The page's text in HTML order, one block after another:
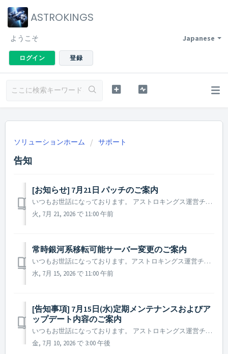
ASTROKINGS
Japanese
ようこそ
ログイン 登録
ソリューションホーム サポート
告知
[お知らせ] 7月21日 パッチのご案内
いつもお世話になっております。 アストロキングス運営チームです。 本日実施されたパッチ内容についてご案内いたします。 ▶ 2026年7月21日 パッチノート - 8周年、司令官へ」を含め、ログイン時にポイントが支給される一部のイベントにおいて、特定の条件によりイベントポイントが追加で獲...
火, 7月 21, 2026 で 11:00 午前
常時銀河系移転可能サーバー変更のご案内
いつもお世話になっております。アストロキングス運営チームです。 2026年7月15日定期メンテナンス終了後から常時銀河系移転リストは以下の通り変更されます。 ▶ 常時銀河系移転可能サーバー変更のご案内 Current Galaxy Galaxy Available for...
水, 7月 15, 2026 で 11:00 午前
[告知事項] 7月15日(水)定期メンテナンスおよびア
ップデート内容のご案内
いつもお世話になっております。 アストロキングス運営チームです。 2026年7月15日(水)に実施予定の定期メンテナンスおよびアップデートについてご案内いたします。 ※ メンテナンス内容は状況によって変更される場合があり、変更が生じた際は本お知らせを通じてご案内いたします。 ▶ 定期...
金, 7月 10, 2026 で 3:00 午後